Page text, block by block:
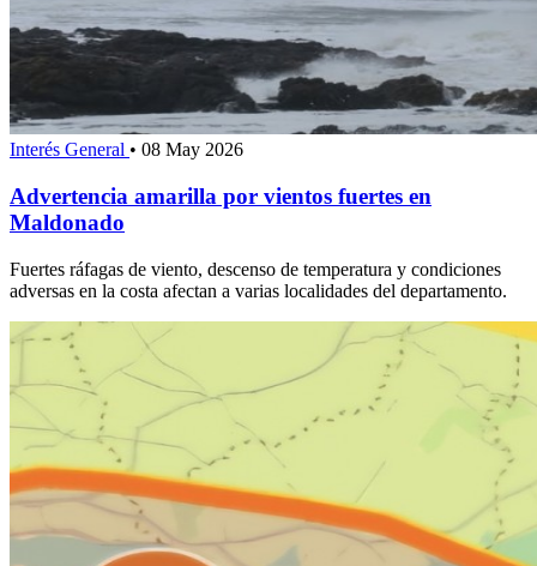
Interés General • 08 May 2026
Advertencia amarilla por vientos fuertes en
Maldonado
Fuertes ráfagas de viento, descenso de temperatura y condiciones
adversas en la costa afectan a varias localidades del departamento.